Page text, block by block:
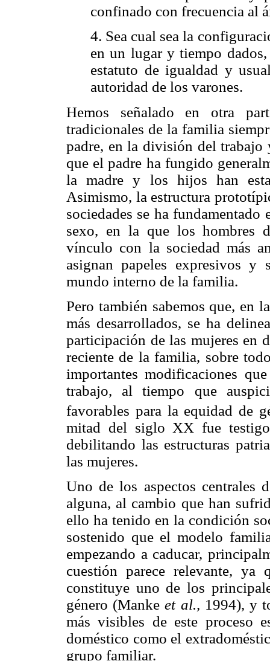
confinado con frecuencia al
4. Sea cual sea la
en un lugar y tiempo
estatuto de igualdad y
autoridad de los varones.
Hemos señalado en otra
tradicionales de la familia
padre, en la división del trabajo
que el padre ha fungido
la madre y los hijos han
Asimismo, la estructura
sociedades se ha
sexo, en la que los hombres
vínculo con la sociedad más
asignan papeles expresivos y
mundo interno de la familia.
Pero también sabemos que, en
más desarrollados, se ha
participación de las mujeres en
reciente de la familia, sobre
importantes modificaciones
trabajo, al tiempo que
favorables para la equidad de
mitad del siglo XX fue
debilitando las estructuras
las mujeres.
Uno de los aspectos centrales
alguna, al cambio que han
ello ha tenido en la condición
sostenido que el modelo
empezando a caducar,
cuestión parece relevante,
constituye uno de los
género (Mankeet al., 1994), y
más visibles de este proceso
doméstico como el
grupo familiar.